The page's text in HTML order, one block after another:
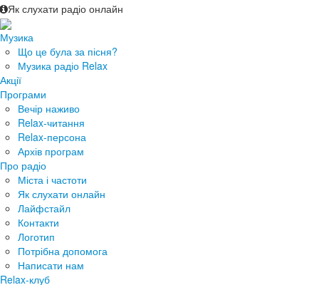
Як слухати радіо онлайн
Музика
Що це була за пісня?
Музика радіо Relax
Акції
Програми
Вечір наживо
Relax-читання
Relax-персона
Архів програм
Про радіо
Міста і частоти
Як слухати онлайн
Лайфстайл
Контакти
Логотип
Потрібна допомога
Написати нам
Relax-клуб